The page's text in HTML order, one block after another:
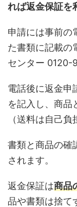
れば返金保証を
申請には事前の
た書類に記載の
センター 0120-
電話後に返金申
を記入し、商品
（送料は自己負
書類と商品の確
されます。
返金保証は商品
品や書類は捨て